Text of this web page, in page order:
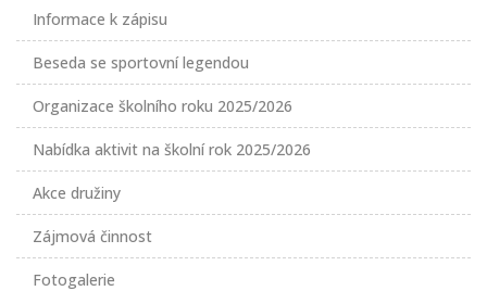
Informace k zápisu
Beseda se sportovní legendou
Organizace školního roku 2025/2026
Nabídka aktivit na školní rok 2025/2026
Akce družiny
Zájmová činnost
Fotogalerie